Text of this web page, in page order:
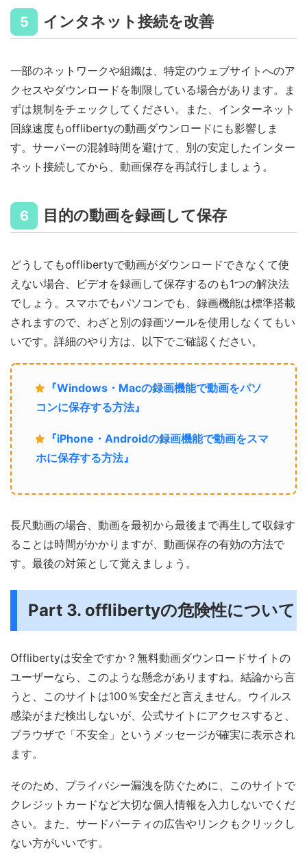
5 インタネット接続を改善
一部のネットワークや組織は、特定のウェブサイトへのア
クセスやダウンロードを制限している場合があります。ま
ずは規制をチェックしてください。また、インターネット
回線速度もofflibertyの動画ダウンロードにも影響しま
す。サーバーの混雑時間を避けて、別の安定したインター
ネット接続してから、動画保存を再試行しましょう。
6 目的の動画を録画して保存
どうしてもofflibertyで動画がダウンロードできなくて使
えない場合、ビデオを録画して保存するのも1つの解決法
でしょう。スマホでもパソコンでも、録画機能は標準搭載
されますので、わざと別の録画ツールを使用しなくてもい
いです。詳細のやり方は、以下でご確認ください。
『Windows・Macの録画機能で動画をパソ
コンに保存する方法』
『iPhone・Androidの録画機能で動画をスマ
ホに保存する方法』
長尺動画の場合、動画を最初から最後まで再生して収録す
ることは時間がかかりますが、動画保存の有効の方法で
す。最後の対策として覚えましょう。
Part 3. offlibertyの危険性について
Offlibertyは安全ですか？無料動画ダウンロードサイトの
ユーザーなら、このような懸念がありますね。結論から言
うと、このサイトは100％安全だと言えません。ウイルス
感染がまだ検出しないが、公式サイトにアクセスすると、
ブラウザで「不安全」というメッセージが確実に表示され
ます。
そのため、プライバシー漏洩を防ぐために、このサイトで
クレジットカードなど大切な個人情報を入力しないでくだ
さい。また、サードパーティの広告やリンクもクリックし
ない方がいいです。